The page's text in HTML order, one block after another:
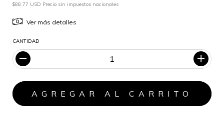
$88.77 USD Precio sin impuestos nacionales
Ver más detalles
CANTIDAD